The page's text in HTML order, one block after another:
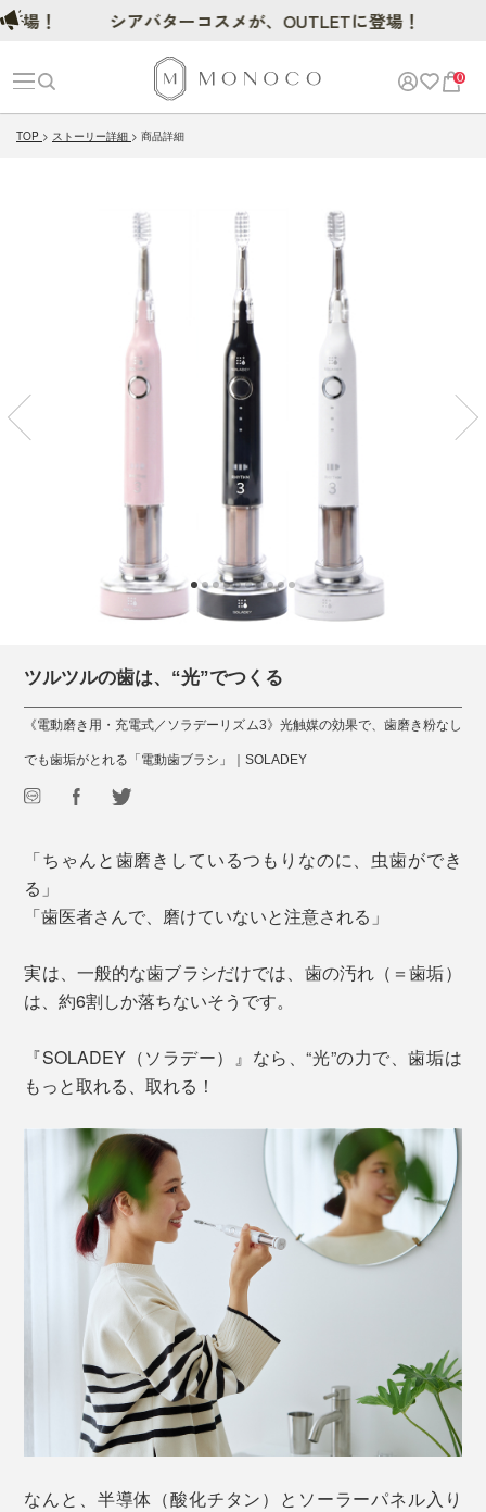
0
TOP ストーリー詳細 商品詳細
ツルツルの歯は、“光”でつくる
《電動磨き用・充電式／ソラデーリズム3》光触媒の効果で、歯磨き粉なし
でも歯垢がとれる「電動歯ブラシ」｜SOLADEY
「ちゃんと歯磨きしているつもりなのに、虫歯ができ
る」
「歯医者さんで、磨けていないと注意される」
実は、一般的な歯ブラシだけでは、歯の汚れ（＝歯垢）
は、約6割しか落ちないそうです。
『SOLADEY（ソラデー）』なら、“光”の力で、歯垢は
もっと取れる、取れる！
なんと、半導体（酸化チタン）とソーラーパネル入り
！ シアバターコスメが、OUTLETに登場！